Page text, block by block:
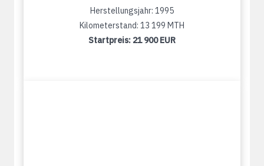
Herstellungsjahr: 1995
Kilometerstand: 13 199 MTH
Startpreis: 21 900 EUR